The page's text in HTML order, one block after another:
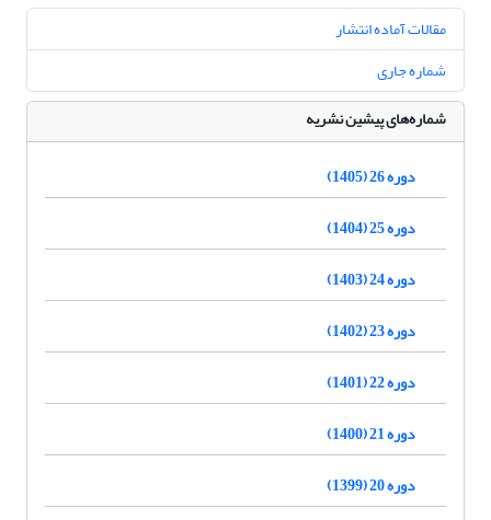
مقالات آماده انتشار
شماره جاری
شماره‌های پیشین نشریه
دوره 26 (1405)
دوره 25 (1404)
دوره 24 (1403)
دوره 23 (1402)
دوره 22 (1401)
دوره 21 (1400)
دوره 20 (1399)